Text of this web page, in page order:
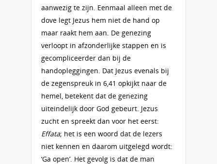
aanwezig te zijn. Eenmaal alleen met de
dove legt Jezus hem niet de hand op
maar raakt hem aan. De genezing
verloopt in afzonderlijke stappen en is
gecompliceerder dan bij de
handopleggingen. Dat Jezus evenals bij
de zegenspreuk in 6,41 opkijkt naar de
hemel, betekent dat de genezing
uiteindelijk door God gebeurt. Jezus
zucht en spreekt dan voor het eerst:
Effata; het is een woord dat de lezers
niet kennen en daarom uitgelegd wordt:
‘Ga open’. Het gevolg is dat de man